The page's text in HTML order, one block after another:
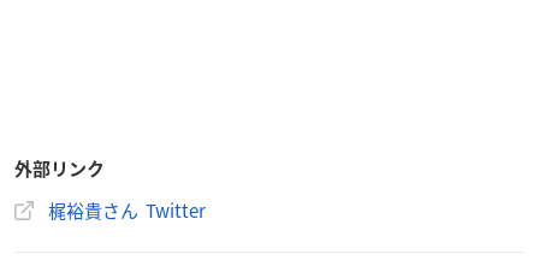
外部リンク
梶裕貴さん Twitter